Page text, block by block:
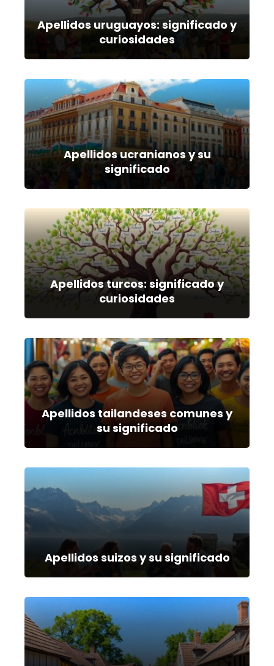
Apellidos uruguayos: significado y
curiosidades
Apellidos ucranianos y su
significado
Apellidos turcos: significado y
curiosidades
Apellidos tailandeses comunes y
su significado
Apellidos suizos y su significado